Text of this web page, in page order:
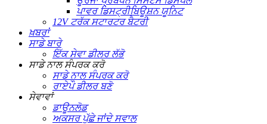
ਪਾਵਰ ਡਿਸਟ੍ਰੀਬਿਊਸ਼ਨ ਯੂਨਿਟ
12V ਟਰੱਕ ਸਟਾਰਟਰ ਬੈਟਰੀ
ਖ਼ਬਰਾਂ
ਸਾਡੇ ਬਾਰੇ
ਇੱਕ ਸੇਵਾ ਡੀਲਰ ਲੱਭੋ
ਸਾਡੇ ਨਾਲ ਸੰਪਰਕ ਕਰੋ
ਸਾਡੇ ਨਾਲ ਸੰਪਰਕ ਕਰੋ
ਰਾਏਪੌ ਡੀਲਰ ਬਣੋ
ਸੇਵਾਵਾਂ
ਡਾਊਨਲੋਡ
ਅਕਸਰ ਪੁੱਛੇ ਜਾਂਦੇ ਸਵਾਲ